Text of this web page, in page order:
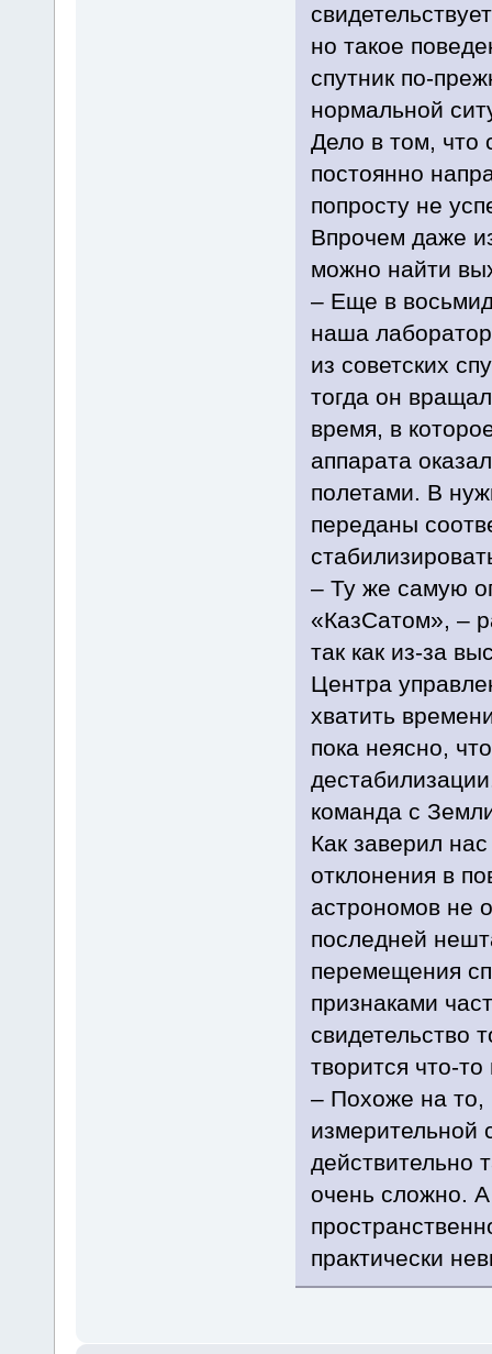
но такое
спутник по-
нормальной
Дело в том, что
постоянно
попросту не
Впрочем даже
можно найти
– Еще в
наша
из советских
тогда он
время, в
аппарата
полетами. В
переданы
– Ту же самую
«КазСатом», –
так как из-за
Центра
хватить
пока неясно,
команда с
Как заверил
отклонения в
астрономов не
последней
перемещения
признаками
свидетельство
творится что-
– Похоже на то,
измерительной
действительно
очень сложно. А
практически